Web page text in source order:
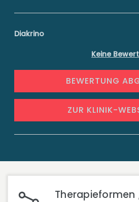
Diakrino
Keine
BEWERTUNG
ZUR KLINIK-